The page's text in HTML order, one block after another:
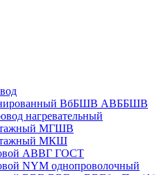
ВбБШВ АВББШВ
нагревательный
МГШВ
МКШ
АВВГ ГОСТ
NYM однопроволочный